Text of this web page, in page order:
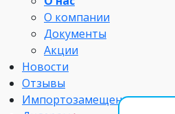
О компании
Документы
Акции
Новости
Отзывы
Импортозамещение